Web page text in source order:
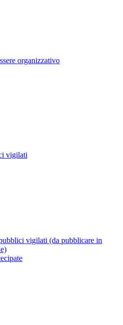
organizzativo
vigilati
vigilati (da pubblicare in